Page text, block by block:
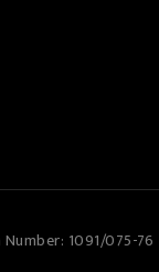
1091/075-76